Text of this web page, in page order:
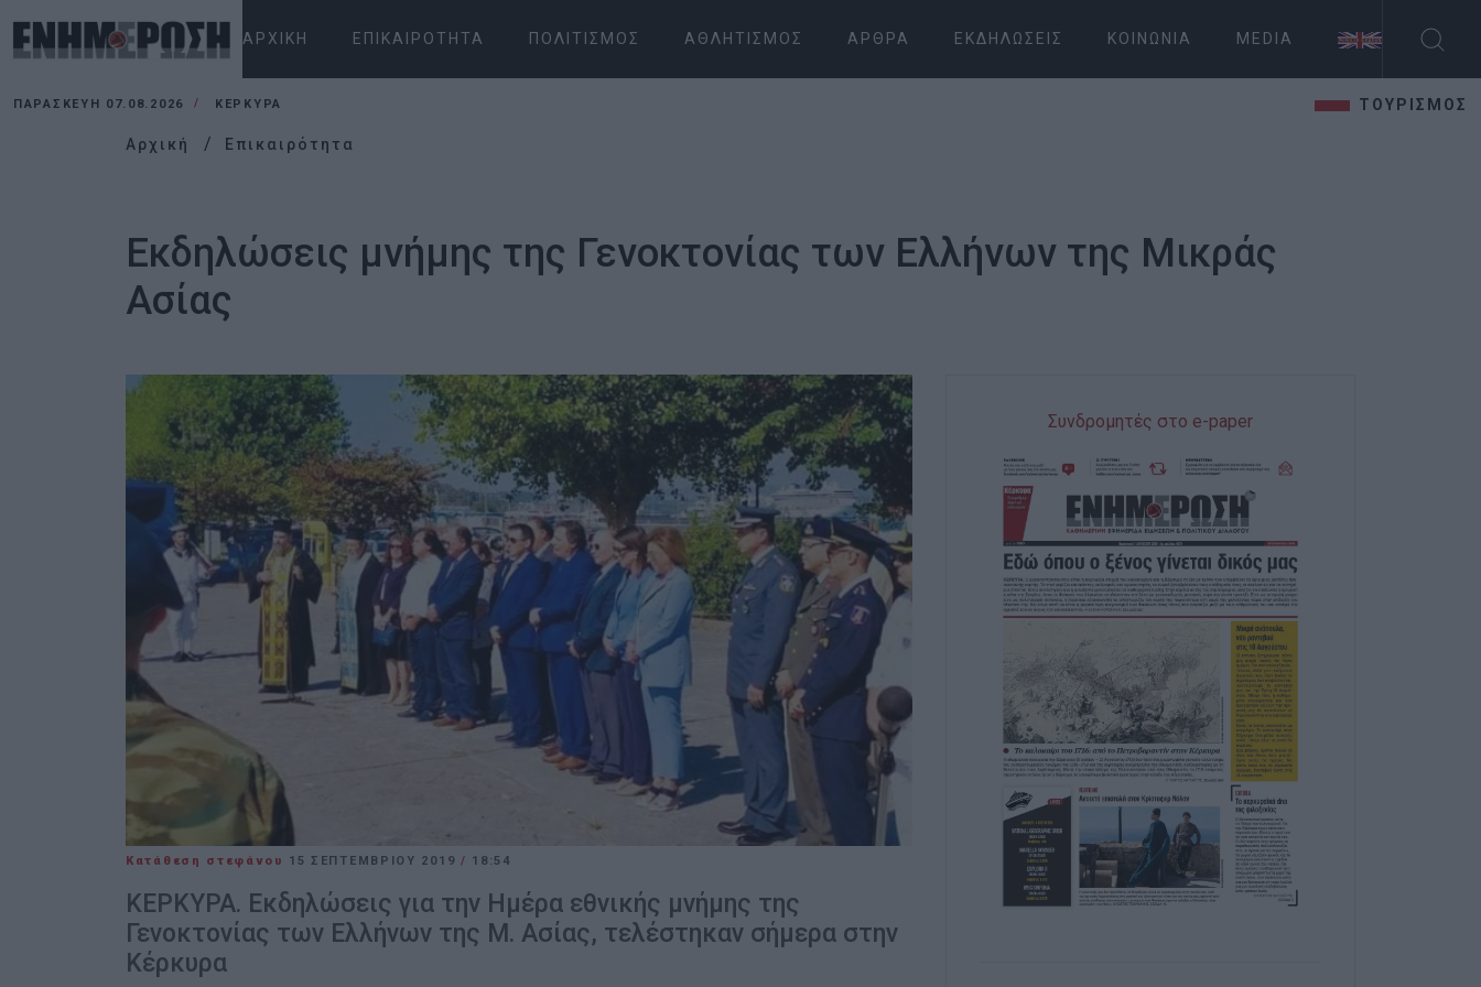
ΑΡΧΙΚΉ ΕΠΙΚΑΙΡΌΤΗΤΑ ΠΟΛΙΤΙΣΜΌΣ ΑΘΛΗΤΙΣΜΌΣ ΆΡΘΡΑ ΕΚΔΗΛΏΣΕΙΣ ΚΟΙΝΩΝΊΑ MEDIA
ΠΑΡΑΣΚΕΥΉ 07.08.2026 ΚΕΡΚΥΡΑ ΤΟΥΡΙΣΜΟΣ
Αρχική Επικαιρότητα
Εκδηλώσεις μνήμης της Γενοκτονίας των Ελλήνων της Μικράς
Ασίας
Κατάθεση στεφάνου 15 ΣΕΠΤΕΜΒΡΊΟΥ 2019 / 18:54
ΚΕΡΚΥΡΑ. Εκδηλώσεις για την Ημέρα εθνικής μνήμης της
Γενοκτονίας των Ελλήνων της Μ. Ασίας, τελέστηκαν σήμερα στην
Κέρκυρα
Συνδρομητές στο e-paper